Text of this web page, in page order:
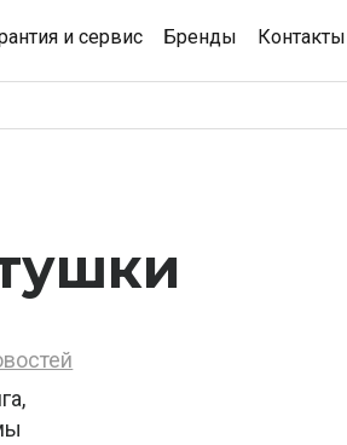
и сервис Бренды Контакты